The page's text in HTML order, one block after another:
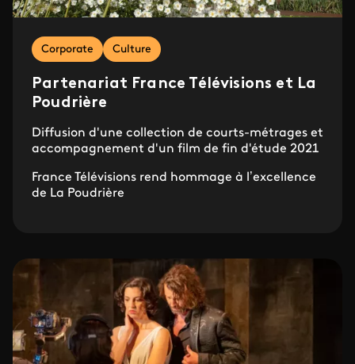
Corporate Culture
Partenariat France Télévisions et La
Poudrière
Diffusion d'une collection de courts-métrages et
accompagnement d'un film de fin d'étude 2021
France Télévisions rend hommage à l’excellence
de La Poudrière